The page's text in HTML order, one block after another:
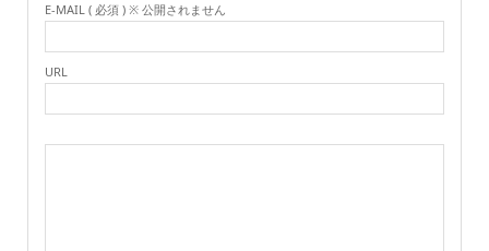
E-MAIL ( 必須 ) ※ 公開されません
URL